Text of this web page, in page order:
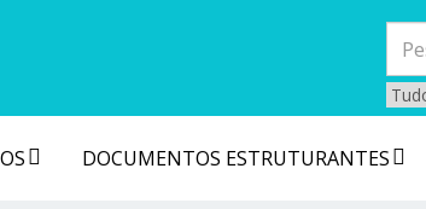
DOCUMENTOS ESTRUTURANTES